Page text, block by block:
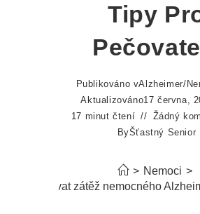
Tipy
Publikováno vAlzheimer/
Aktualizováno17 června,
17 minut čtení
Žádný
ByŠťastný Senior
> Nemoci >
zátěž nemocného